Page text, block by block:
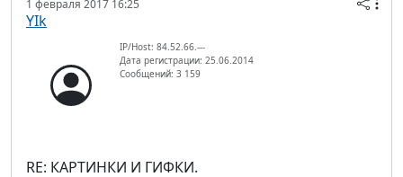
1 февраля 2017 16:25
YIk
IP/Host: 84.52.66.---
Дата регистрации: 25.06.2014
Сообщений: 3 159
RE: КАРТИНКИ И ГИФКИ.